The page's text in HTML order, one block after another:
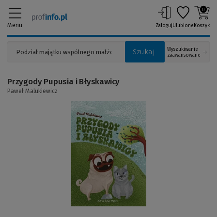
Menu
Szukaj
Wyszukiwanie
zaawansowane
ZalogujUlubione
0
Koszyk
innej
Przygody Pupusia i Błyskawicy
Paweł Malukiewicz